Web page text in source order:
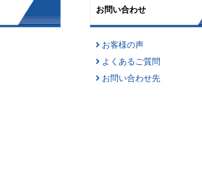
お問い合わせ
お客様の声
よくあるご質問
お問い合わせ先